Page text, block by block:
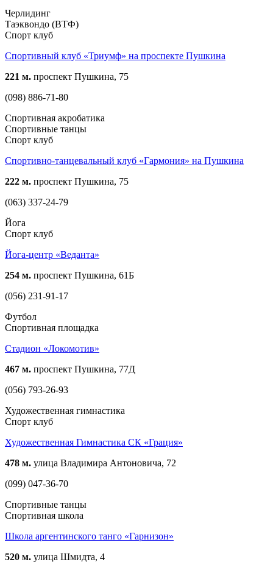
Черлидинг
Таэквондо (ВТФ)
Спорт клуб
Спортивный клуб «Триумф» на проспекте Пушкина
221 м. проспект Пушкина, 75
(098) 886-71-80
Спортивная акробатика
Спортивные танцы
Спорт клуб
Спортивно-танцевальный клуб «Гармония» на Пушкина
222 м. проспект Пушкина, 75
(063) 337-24-79
Йога
Спорт клуб
Йога-центр «Веданта»
254 м. проспект Пушкина, 61Б
(056) 231-91-17
Футбол
Спортивная площадка
Стадион «Локомотив»
467 м. проспект Пушкина, 77Д
(056) 793-26-93
Художественная гимнастика
Спорт клуб
Художественная Гимнастика СК «Грация»
478 м. улица Владимира Антоновича, 72
(099) 047-36-70
Спортивные танцы
Спортивная школа
Школа аргентинского танго «Гарнизон»
520 м. улица Шмидта, 4